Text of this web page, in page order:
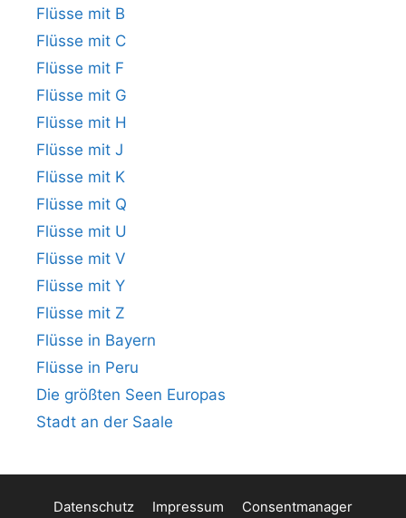
Flüsse mit B
Flüsse mit C
Flüsse mit F
Flüsse mit G
Flüsse mit H
Flüsse mit J
Flüsse mit K
Flüsse mit Q
Flüsse mit U
Flüsse mit V
Flüsse mit Y
Flüsse mit Z
Flüsse in Bayern
Flüsse in Peru
Die größten Seen Europas
Stadt an der Saale
Datenschutz Impressum Consentmanager